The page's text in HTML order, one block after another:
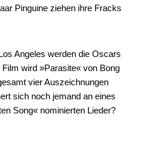
Pinguine ziehen ihre Fracks
Angeles werden die Oscars
wird »Parasite« von Bong
vier Auszeichnungen
sich noch jemand an eines
Song« nominierten Lieder?